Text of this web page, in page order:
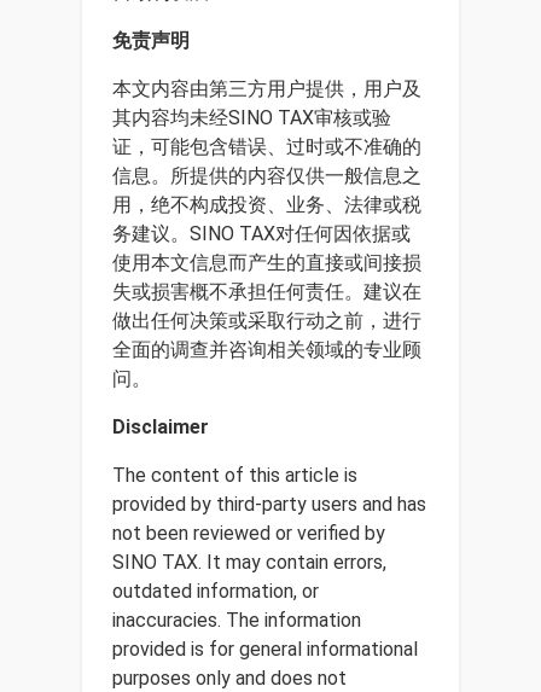
免责声明
本文内容由第三方用户提供，用户及
其内容均未经SINO TAX审核或验
证，可能包含错误、过时或不准确的
信息。所提供的内容仅供一般信息之
用，绝不构成投资、业务、法律或税
务建议。SINO TAX对任何因依据或
使用本文信息而产生的直接或间接损
失或损害概不承担任何责任。建议在
做出任何决策或采取行动之前，进行
全面的调查并咨询相关领域的专业顾
问。
Disclaimer
The content of this article is
provided by third-party users and has
not been reviewed or verified by
SINO TAX. It may contain errors,
outdated information, or
inaccuracies. The information
provided is for general informational
purposes only and does not